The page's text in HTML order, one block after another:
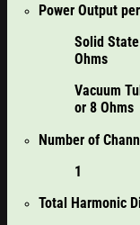
Power Output
Solid
Ohms
Vacuum
or 8 Ohms
Number of
1
Total Harmonic